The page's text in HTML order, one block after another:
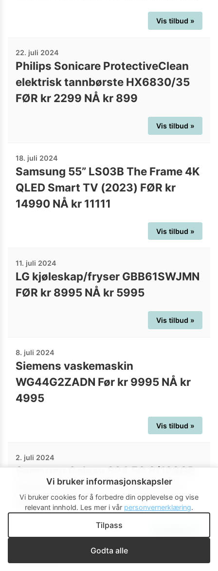
Vis tilbud »
22. juli 2024
Philips Sonicare ProtectiveClean
elektrisk tannbørste HX6830/35
FØR kr 2299 NÅ kr 899
Vis tilbud »
18. juli 2024
Samsung 55” LS03B The Frame 4K
QLED Smart TV (2023) FØR kr
14990 NÅ kr 11111
Vis tilbud »
11. juli 2024
LG kjøleskap/fryser GBB61SWJMN
FØR kr 8995 NÅ kr 5995
Vis tilbud »
8. juli 2024
Siemens vaskemaskin
WG44G2ZADN Før kr 9995 NÅ kr
4995
Vis tilbud »
2. juli 2024
Samsung Galaxy S24 5G 8/128GB
Marble Gray FØR kr 11490 NÅ kr
8990
18. juni 2024
Vi bruker informasjonskapsler
Vi bruker cookies for å forbedre din opplevelse og vise
relevant innhold. Les mer i vår personvernerklæring.
Godta alle
Tilpass